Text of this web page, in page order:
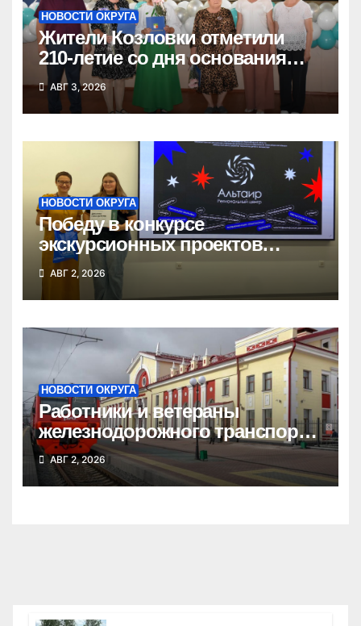
НОВОСТИ ОКРУГА
Жители Козловки отметили
210-летие со дня основания
села
АВГ 3, 2026
НОВОСТИ ОКРУГА
Победу в конкурсе
экскурсионных проектов
одержала школьница из
Татарска
АВГ 2, 2026
НОВОСТИ ОКРУГА
Работники и ветераны
железнодорожного транспорта
Татарского округа принимают
поздравления
АВГ 2, 2026